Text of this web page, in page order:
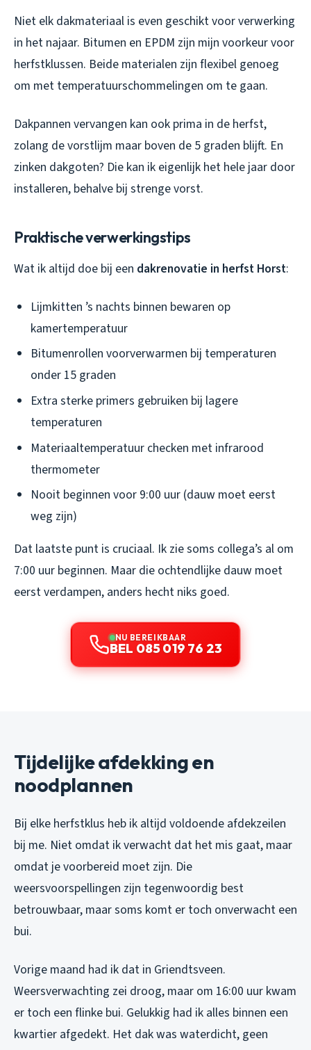
Niet elk dakmateriaal is even geschikt voor verwerking
in het najaar. Bitumen en EPDM zijn mijn voorkeur voor
herfstklussen. Beide materialen zijn flexibel genoeg
om met temperatuurschommelingen om te gaan.
Dakpannen vervangen kan ook prima in de herfst,
zolang de vorstlijm maar boven de 5 graden blijft. En
zinken dakgoten? Die kan ik eigenlijk het hele jaar door
installeren, behalve bij strenge vorst.
Praktische verwerkingstips
Wat ik altijd doe bij een dakrenovatie in herfst Horst:
Lijmkitten ’s nachts binnen bewaren op
kamertemperatuur
Bitumenrollen voorverwarmen bij temperaturen
onder 15 graden
Extra sterke primers gebruiken bij lagere
temperaturen
Materiaaltemperatuur checken met infrarood
thermometer
Nooit beginnen voor 9:00 uur (dauw moet eerst
weg zijn)
Dat laatste punt is cruciaal. Ik zie soms collega’s al om
7:00 uur beginnen. Maar die ochtendlijke dauw moet
eerst verdampen, anders hecht niks goed.
NU BEREIKBAAR
BEL 085 019 76 23
Tijdelijke afdekking en
noodplannen
Bij elke herfstklus heb ik altijd voldoende afdekzeilen
bij me. Niet omdat ik verwacht dat het mis gaat, maar
omdat je voorbereid moet zijn. Die
weersvoorspellingen zijn tegenwoordig best
betrouwbaar, maar soms komt er toch onverwacht een
bui.
Vorige maand had ik dat in Griendtsveen.
Weersverwachting zei droog, maar om 16:00 uur kwam
er toch een flinke bui. Gelukkig had ik alles binnen een
kwartier afgedekt. Het dak was waterdicht, geen